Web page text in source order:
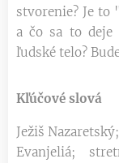
stvorenie? Je to
a čo sa to deje
ľudské telo?
Kľúčové slová
Ježiš
Evanjeliá;